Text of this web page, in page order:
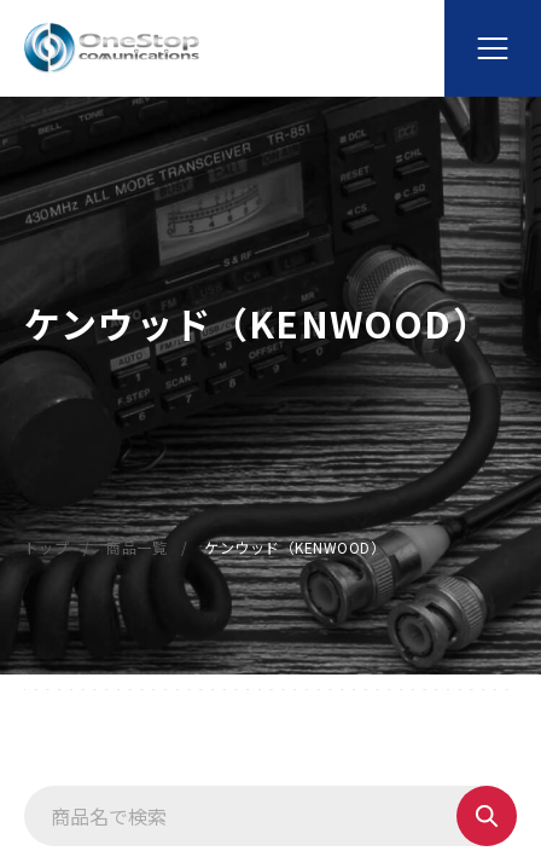
ケンウッド（KENWOOD）
トップ 商品一覧 ケンウッド（KENWOOD）